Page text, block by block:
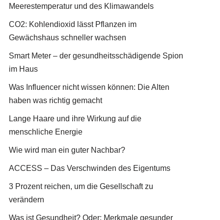
Meerestemperatur und des Klimawandels
CO2: Kohlendioxid lässt Pflanzen im
Gewächshaus schneller wachsen
Smart Meter – der gesundheitsschädigende Spion
im Haus
Was Influencer nicht wissen können: Die Alten
haben was richtig gemacht
Lange Haare und ihre Wirkung auf die
menschliche Energie
Wie wird man ein guter Nachbar?
ACCESS – Das Verschwinden des Eigentums
3 Prozent reichen, um die Gesellschaft zu
verändern
Was ist Gesundheit? Oder: Merkmale gesunder